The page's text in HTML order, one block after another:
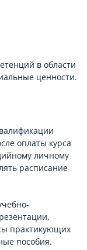
в области
ценности.
оплаты курса
личному
расписание
практикующих
пособия.